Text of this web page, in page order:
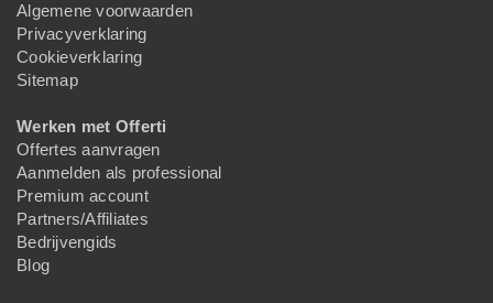
Algemene voorwaarden
Privacyverklaring
Cookieverklaring
Sitemap
Werken met Offerti
Offertes aanvragen
Aanmelden als professional
Premium account
Partners/Affiliates
Bedrijvengids
Blog